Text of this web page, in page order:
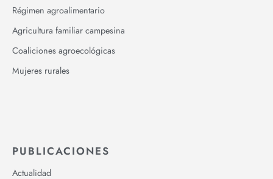
Régimen agroalimentario
Agricultura familiar campesina
Coaliciones agroecológicas
Mujeres rurales
PUBLICACIONES
Actualidad